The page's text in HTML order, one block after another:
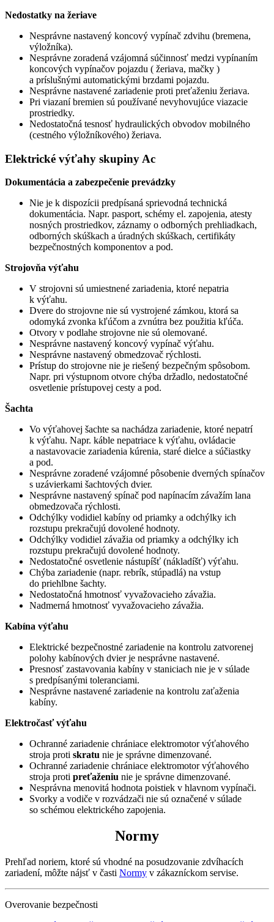
Nedostatky na žeriave
Nesprávne nastavený koncový vypínač zdvihu (bremena,
výložníka).
Nesprávne zoradená vzájomná súčinnosť medzi vypínaním
koncových vypínačov pojazdu ( žeriava, mačky )
a príslušnými automatickými brzdami pojazdu.
Nesprávne nastavené zariadenie proti preťaženiu žeriava.
Pri viazaní bremien sú používané nevyhovujúce viazacie
prostriedky.
Nedostatočná tesnosť hydraulických obvodov mobilného
(cestného výložníkového) žeriava.
Elektrické výťahy skupiny Ac
Dokumentácia a zabezpečenie prevádzky
Nie je k dispozícii predpísaná sprievodná technická
dokumentácia. Napr. pasport, schémy el. zapojenia, atesty
nosných prostriedkov, záznamy o odborných prehliadkach,
odborných skúškach a úradných skúškach, certifikáty
bezpečnostných komponentov a pod.
Strojovňa výťahu
V strojovni sú umiestnené zariadenia, ktoré nepatria
k výťahu.
Dvere do strojovne nie sú vystrojené zámkou, ktorá sa
odomyká zvonka kľúčom a zvnútra bez použitia kľúča.
Otvory v podlahe strojovne nie sú olemované.
Nesprávne nastavený koncový vypínač výťahu.
Nesprávne nastavený obmedzovač rýchlosti.
Prístup do strojovne nie je riešený bezpečným spôsobom.
Napr. pri výstupnom otvore chýba držadlo, nedostatočné
osvetlenie prístupovej cesty a pod.
Šachta
Vo výťahovej šachte sa nachádza zariadenie, ktoré nepatrí
k výťahu. Napr. káble nepatriace k výťahu, ovládacie
a nastavovacie zariadenia kúrenia, staré dielce a súčiastky
a pod.
Nesprávne zoradené vzájomné pôsobenie dverných spínačov
s uzávierkami šachtových dvier.
Nesprávne nastavený spínač pod napínacím závažím lana
obmedzovača rýchlosti.
Odchýlky vodidiel kabíny od priamky a odchýlky ich
rozstupu prekračujú dovolené hodnoty.
Odchýlky vodidiel závažia od priamky a odchýlky ich
rozstupu prekračujú dovolené hodnoty.
Nedostatočné osvetlenie nástupíšť (nákladíšť) výťahu.
Chýba zariadenie (napr. rebrík, stúpadlá) na vstup
do priehlbne šachty.
Nedostatočná hmotnosť vyvažovacieho závažia.
Nadmerná hmotnosť vyvažovacieho závažia.
Kabína výťahu
Elektrické bezpečnostné zariadenie na kontrolu zatvorenej
polohy kabínových dvier je nesprávne nastavené.
Presnosť zastavovania kabíny v staniciach nie je v súlade
s predpísanými toleranciami.
Nesprávne nastavené zariadenie na kontrolu zaťaženia
kabíny.
Elektročasť výťahu
Ochranné zariadenie chrániace elektromotor výťahového
stroja proti skratu nie je správne dimenzované.
Ochranné zariadenie chrániace elektromotor výťahového
stroja proti preťaženiu nie je správne dimenzované.
Nesprávna menovitá hodnota poistiek v hlavnom vypínači.
Svorky a vodiče v rozvádzači nie sú označené v súlade
so schémou elektrického zapojenia.
Normy
Prehľad noriem, ktoré sú vhodné na posudzovanie zdvíhacích
zariadení, môžte nájsť v časti Normy v zákazníckom servise.
Overovanie bezpečnosti